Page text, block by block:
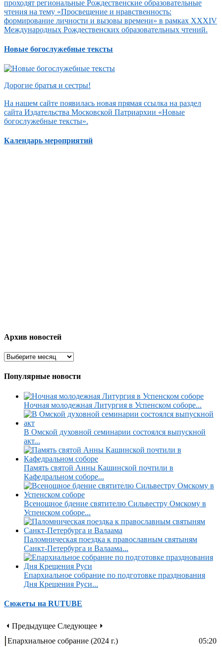
проходят региональные Рождественские образовательные
чтения на тему «Просвещение и нравственность:
формирование личности и вызовы времени» в рамках XXXIV
Международных Рождественских образовательных чтений.
Новые богослужебные тексты
Дорогие братья и сестры!
На нашем сайте появилась новая прямая ссылка на раздел
сайта Издательства Московской Патриархии «Новые
богослужебные тексты».
Календарь мероприятий
Архив новостей
Популярные новости
Ночная молодежная Литургия в Успенском соборе...
В Омской духовной семинарии состоялся выпускной
акт...
Память святой Анны Кашинской почтили в
Кафедральном соборе...
Всенощное бдение святителю Сильвестру Омскому в
Успенском соборе...
Паломническая поездка к православным святыням
Санкт-Петербурга и Валаама...
Епархиальное собрание по подготовке празднования
Дня Крещения Руси...
Сюжеты на RUTUBE
⏴ Предыдущее Следующее ⏵
Епархиальное собрание (2024 г.)
05:20